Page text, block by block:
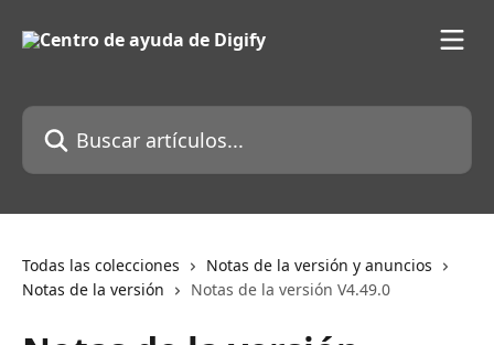
Buscar artículos...
Todas las colecciones
Notas de la versión y anuncios
Notas de la versión
Notas de la versión V4.49.0